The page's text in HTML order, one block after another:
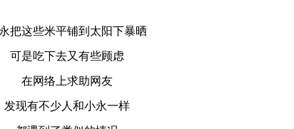
把这些米平铺到太阳下暴晒
可是吃下去又有些顾虑
在网络上求助网友
发现有不少人和小永一样